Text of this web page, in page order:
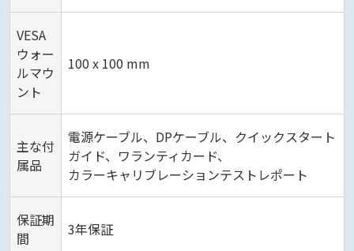
VESA
ウォー
ルマウ
ント
100 x 100 mm
主な付
属品
電源ケーブル、DPケーブル、クイックスタート
ガイド、ワランティカード、
カラーキャリブレーションテストレポート
保証期
間
3年保証